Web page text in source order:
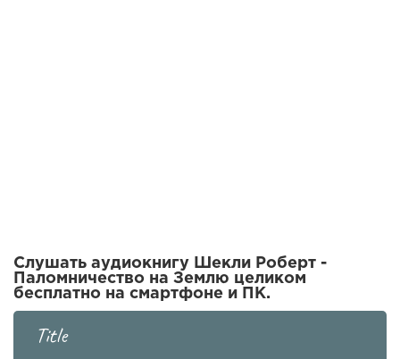
Слушать аудиокнигу Шекли Роберт -
Паломничество на Землю целиком
бесплатно на смартфоне и ПК.
Title